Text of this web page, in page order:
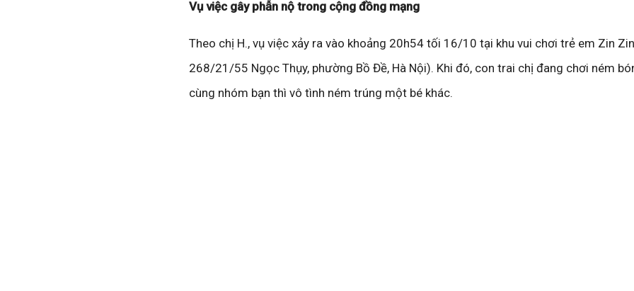
Vụ việc gây phẫn nộ trong cộng đồng mạng
Theo chị H., vụ việc xảy ra vào khoảng 20h54 tối 16/10 tại khu vui chơi trẻ em Zin
268/21/55 Ngọc Thụy, phường Bồ Đề, Hà Nội). Khi đó, con trai chị đang chơi ném
cùng nhóm bạn thì vô tình ném trúng một bé khác.